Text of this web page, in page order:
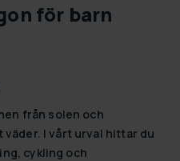
för barn
från solen och
I vårt urval hittar du
cykling och